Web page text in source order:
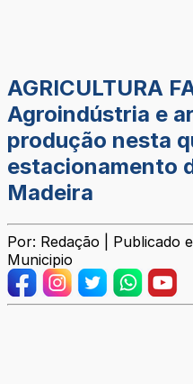
AGRICULTURA
Agroindústria e
produção nesta
estacionamento
Madeira
Por: Redação | Publicado
Municipio